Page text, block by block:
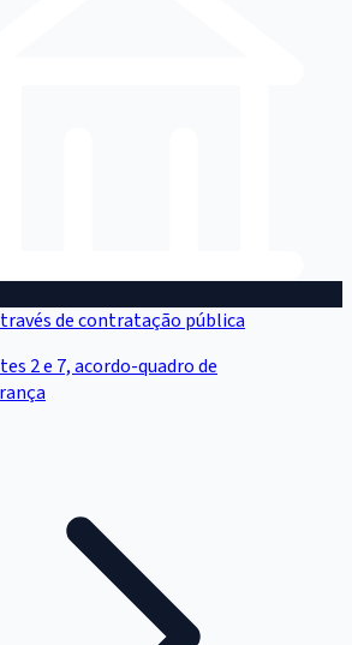
de contratação pública
2 e 7, acordo-quadro de